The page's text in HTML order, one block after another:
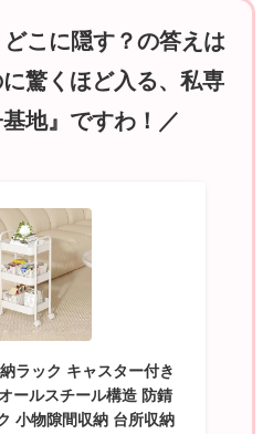
こに隠す？の答えは
驚くほど入る、私専
地』ですわ！／
ラック キャスター付き
ールスチール構造 防錆
小物隙間収納 台所収納